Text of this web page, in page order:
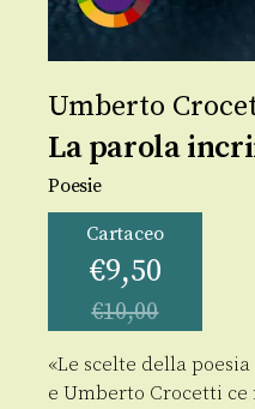
Umberto
La parola
Poesie
Cartaceo
€9,50
€10,00
«Le scelte della
e Umberto Crocetti ce